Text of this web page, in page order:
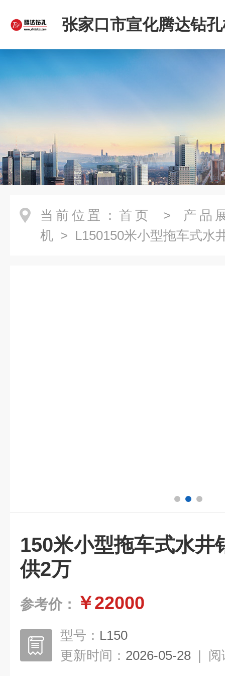
张家口市宣化腾达钻
限公司
当前位置： 首页 > 产品
机 > L150150米小型拖车式水
150米小型拖车式水井
供2万
参考价： ￥22000
型号： L150
更新时间： 2026-05-28 | 阅